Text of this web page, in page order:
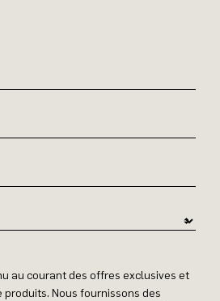
au courant des offres exclusives et
Nous fournissons des